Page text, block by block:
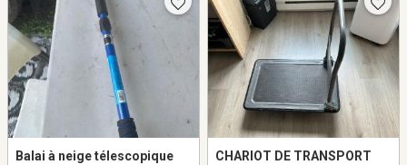
Balai à neige télescopique CHARIOT DE TRANSPORT